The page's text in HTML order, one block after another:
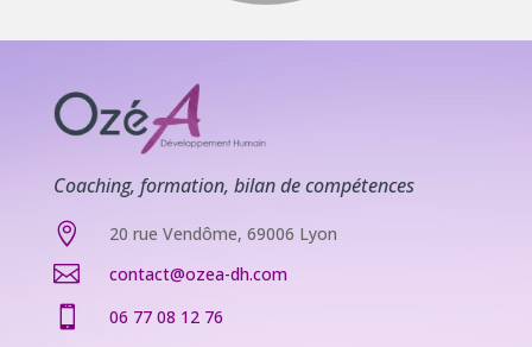
Coaching, formation, bilan de compétences

20 rue Vendôme, 69006 Lyon
 contact@ozea-dh.com
 06 77 08 12 76